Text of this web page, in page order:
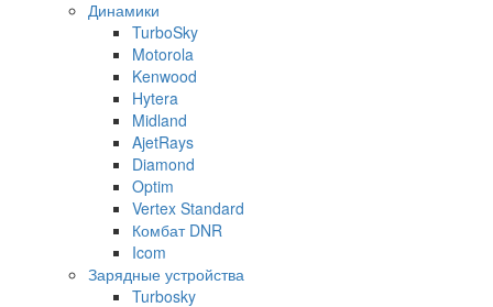
Динамики
TurboSky
Motorola
Kenwood
Hytera
Midland
AjetRays
Diamond
Optim
Vertex Standard
Комбат DNR
Icom
Зарядные устройства
Turbosky